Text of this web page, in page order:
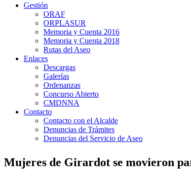
Gestión
ORAF
ORPLASUR
Memoria y Cuenta 2016
Memoria y Cuenta 2018
Rutas del Aseo
Enlaces
Descargas
Galerías
Ordenanzas
Concurso Abierto
CMDNNA
Contacto
Contacto con el Alcalde
Denuncias de Trámites
Denuncias del Servicio de Aseo
Mujeres de Girardot se movieron